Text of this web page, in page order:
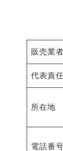
販売業者
代表責
所在地
電話番号